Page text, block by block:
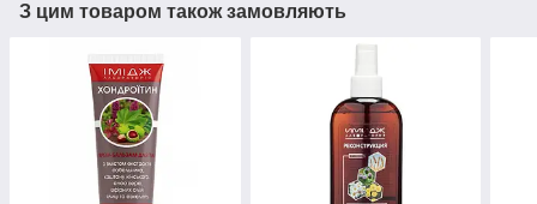
З цим товаром також замовляють